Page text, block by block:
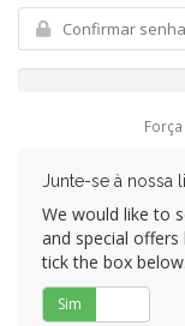
Junte-se à nossa
We would like to
and special
tick the box
Sim